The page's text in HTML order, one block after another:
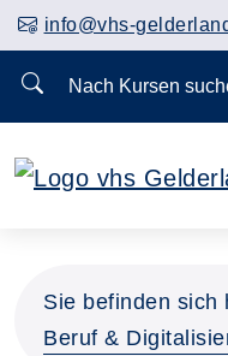
info@vhs-
Nach Kursen
Sie befinden sich
Beruf &